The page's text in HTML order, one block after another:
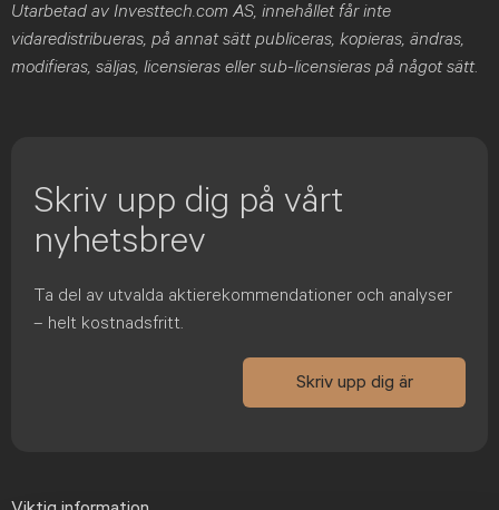
Utarbetad av Investtech.com AS, innehållet får inte
vidaredistribueras, på annat sätt publiceras, kopieras, ändras,
modifieras, säljas, licensieras eller sub-licensieras på något sätt.
Skriv upp dig på vårt
nyhetsbrev
Ta del av utvalda aktierekommendationer och analyser
– helt kostnadsfritt.
Skriv upp dig är